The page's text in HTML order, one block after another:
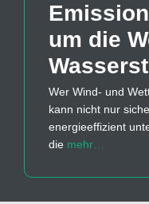
um die
Wer Wind- und
kann nicht nur
energieeffizient
die mehr…